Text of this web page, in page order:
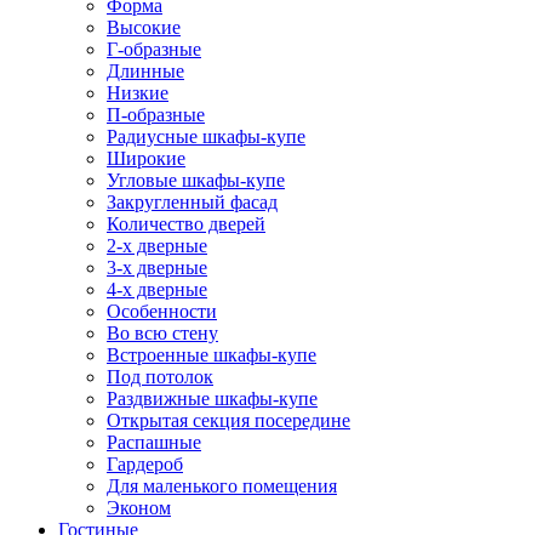
Форма
Высокие
Г-образные
Длинные
Низкие
П-образные
Радиусные шкафы-купе
Широкие
Угловые шкафы-купе
Закругленный фасад
Количество дверей
2-х дверные
3-х дверные
4-х дверные
Особенности
Во всю стену
Встроенные шкафы-купе
Под потолок
Раздвижные шкафы-купе
Открытая секция посередине
Распашные
Гардероб
Для маленького помещения
Эконом
Гостиные